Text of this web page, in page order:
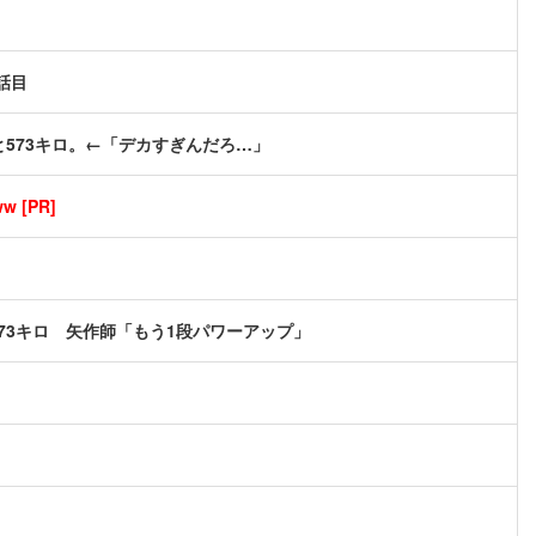
目
573キロ。←「デカすぎんだろ…」
[PR]
キロ 矢作師「もう1段パワーアップ」